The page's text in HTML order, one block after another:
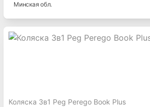
Минская обл.
Коляска 3в1 Peg Perego Book Plus